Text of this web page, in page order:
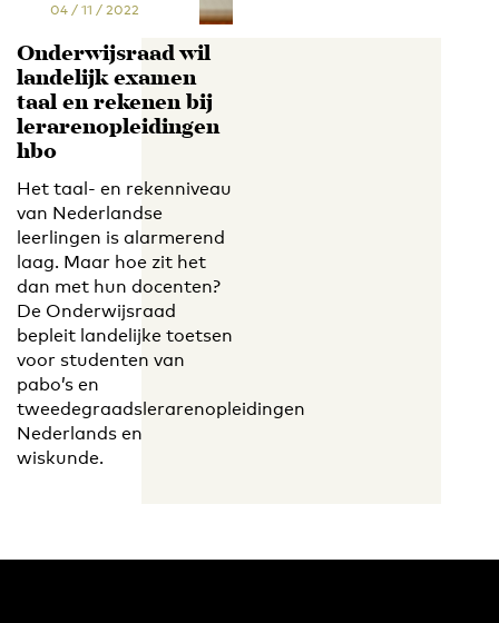
04 / 11 / 2022
Onderwijsraad wil
landelijk examen
taal en rekenen bij
lerarenopleidingen
hbo
Het taal- en rekenniveau
van Nederlandse
leerlingen is alarmerend
laag. Maar hoe zit het
dan met hun docenten?
De Onderwijsraad
bepleit landelijke toetsen
voor studenten van
pabo’s en
tweedegraadslerarenopleidingen
Nederlands en
wiskunde.